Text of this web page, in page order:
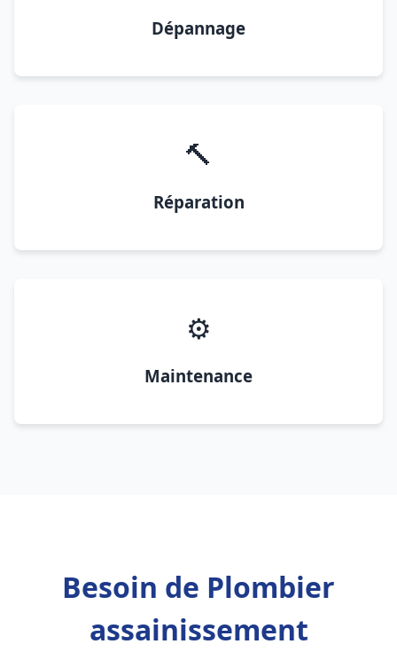
Dépannage
🔨
Réparation
⚙️
Maintenance
Besoin de Plombier
assainissement